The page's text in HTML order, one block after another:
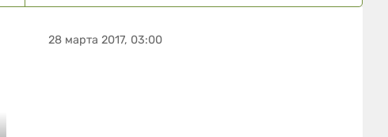
28 марта 2017, 03:00